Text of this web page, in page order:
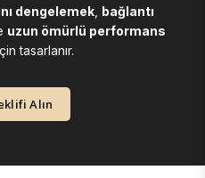
dengelemek bağlantı
uzun ömürlü performans
tasarlanır.
Alın